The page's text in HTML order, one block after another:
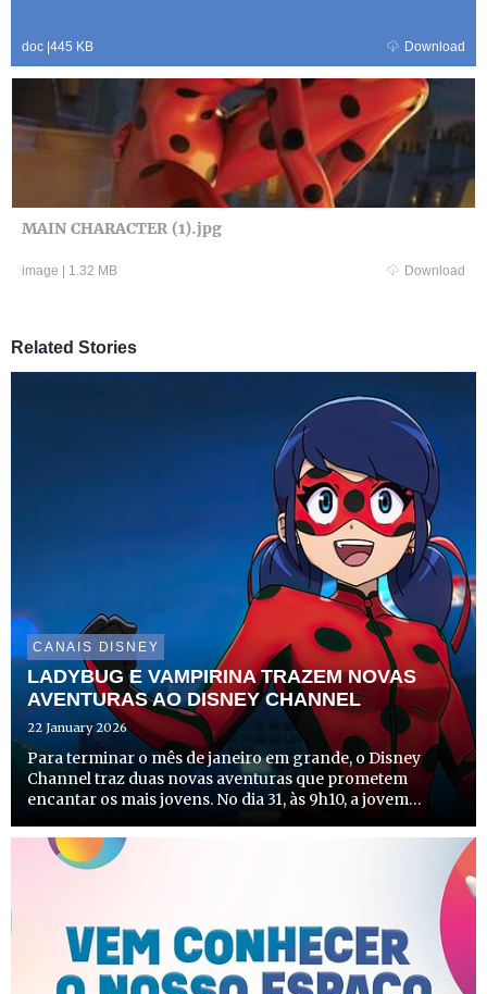
doc 445 KB Download
MAIN CHARACTER (1).jpg
image 1.32 MB Download
Related Stories
CANAIS DISNEY
LADYBUG E VAMPIRINA TRAZEM NOVAS
AVENTURAS AO DISNEY CHANNEL
22 January 2026
Para terminar o mês de janeiro em grande, o Disney
Channel traz duas novas aventuras que prometem
encantar os mais jovens. No dia 31, às 9h10, a jovem
internacional em “Miraculous World: As Aventuras de
Ladybug em Tóquio, S...